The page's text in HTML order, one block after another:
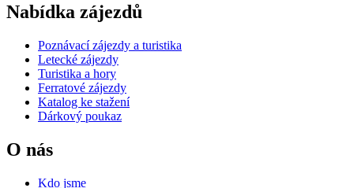
Nabídka zájezdů
Poznávací zájezdy a turistika
Letecké zájezdy
Turistika a hory
Ferratové zájezdy
Katalog ke stažení
Dárkový poukaz
O nás
Kdo jsme